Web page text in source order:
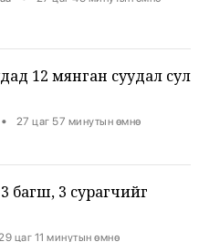
• 27 цаг 57 минутын өмнө
29 цаг 11 минутын өмнө